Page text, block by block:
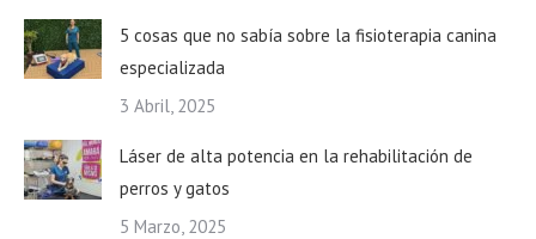
5 cosas que no sabía sobre la fisioterapia canina
especializada
3 Abril, 2025
Láser de alta potencia en la rehabilitación de
perros y gatos
5 Marzo, 2025